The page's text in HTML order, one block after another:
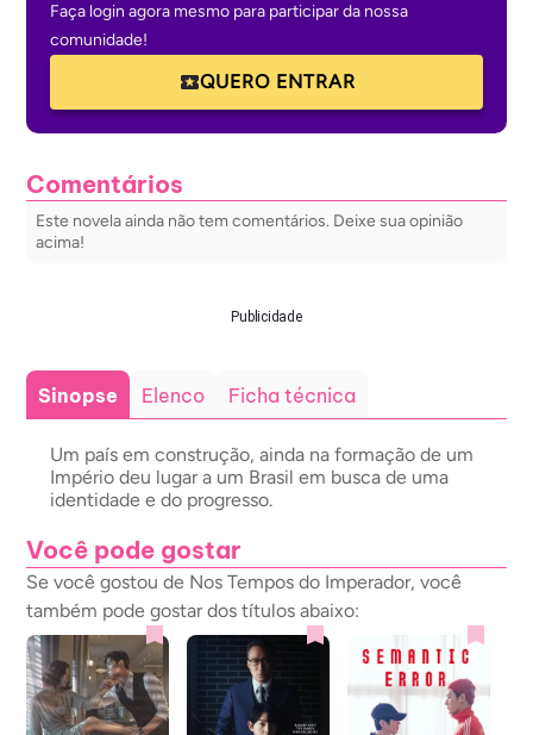
Faça login agora mesmo para participar da nossa
comunidade!
QUERO ENTRAR
Comentários
Este novela ainda não tem comentários. Deixe sua opinião
acima!
Publicidade
Sinopse Elenco Ficha técnica
Um país em construção, ainda na formação de um
Império deu lugar a um Brasil em busca de uma
identidade e do progresso.
Você pode gostar
Se você gostou de Nos Tempos do Imperador, você
também pode gostar dos títulos abaixo: